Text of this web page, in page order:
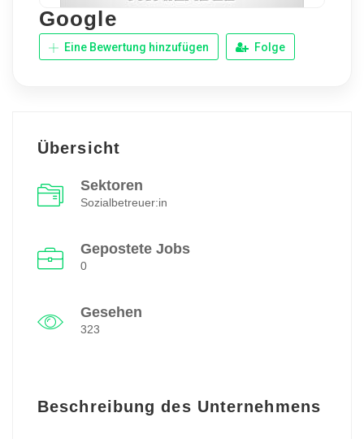
Google
Eine Bewertung hinzufügen Folge
Übersicht
Sektoren
Sozialbetreuer:in
Gepostete Jobs
0
Gesehen
323
Beschreibung des Unternehmens